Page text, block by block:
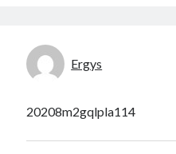
Ergys
20208m2gqlpla114